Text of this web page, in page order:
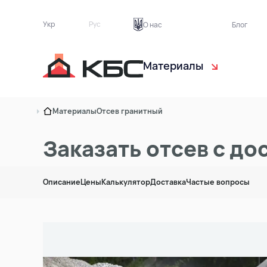
Укр Рус О нас Блог
Материалы
Кирпичный бой
МатериалыОтсев гранитный
Заказать отсев с
ОписаниеЦеныКалькуляторДоставкаЧастые вопросы